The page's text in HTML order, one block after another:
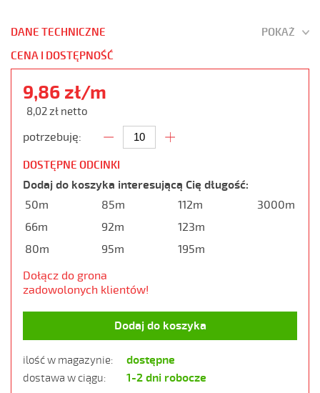
DANE TECHNICZNE
POKAŻ
CENA I DOSTĘPNOŚĆ
9,86 zł/m
8,02 zł netto
potrzebuję:
DOSTĘPNE ODCINKI
Dodaj do koszyka interesującą Cię długość:
50m
66m
80m
85m
92m
95m
112m
123m
195m
3000m
Dołącz do grona
zadowolonych klientów!
Dodaj do koszyka
ilość w magazynie: dostępne
dostawa w ciągu: 1-2 dni robocze